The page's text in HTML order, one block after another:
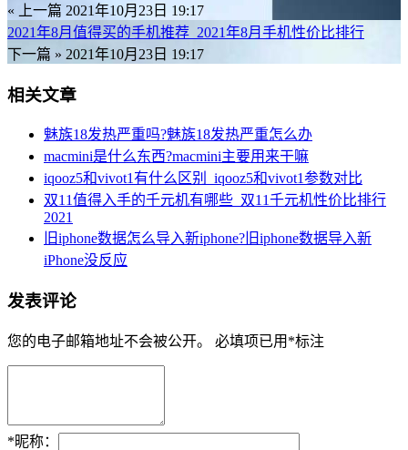
« 上一篇 2021年10月23日 19:17
2021年8月值得买的手机推荐_2021年8月手机性价比排行
下一篇 » 2021年10月23日 19:17
相关文章
魅族18发热严重吗?魅族18发热严重怎么办
macmini是什么东西?macmini主要用来干嘛
iqooz5和vivot1有什么区别_iqooz5和vivot1参数对比
双11值得入手的千元机有哪些_双11千元机性价比排行
2021
旧iphone数据怎么导入新iphone?旧iphone数据导入新
iPhone没反应
发表评论
您的电子邮箱地址不会被公开。 必填项已用 *标注
*昵称：